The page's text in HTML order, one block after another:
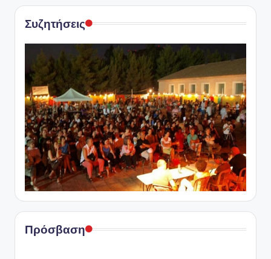
Συζητήσεις
Πρόσβαση